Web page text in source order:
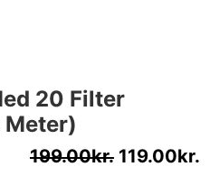
20 Filter
Meter)
199.00kr. 119.00kr.